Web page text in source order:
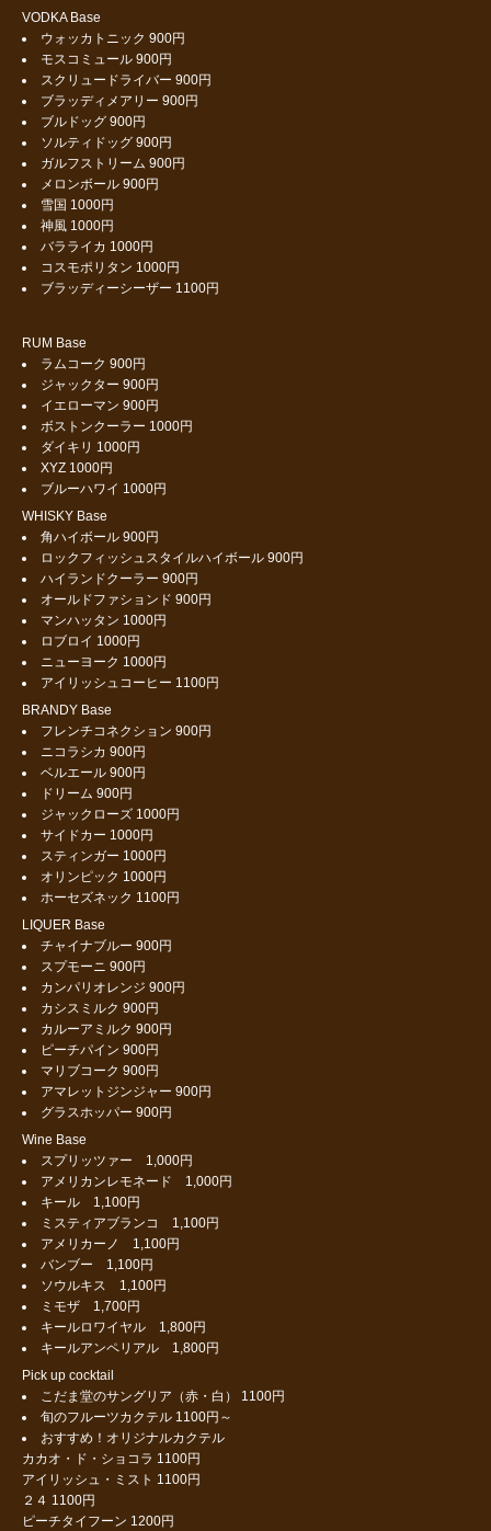
VODKA Base
ウォッカトニック 900円
モスコミュール 900円
スクリュードライバー 900円
ブラッディメアリー 900円
ブルドッグ 900円
ソルティドッグ 900円
ガルフストリーム 900円
メロンボール 900円
雪国 1000円
神風 1000円
バラライカ 1000円
コスモポリタン 1000円
ブラッディーシーザー 1100円
RUM Base
ラムコーク 900円
ジャックター 900円
イエローマン 900円
ボストンクーラー 1000円
ダイキリ 1000円
XYZ 1000円
ブルーハワイ 1000円
WHISKY Base
角ハイボール 900円
ロックフィッシュスタイルハイボール 900円
ハイランドクーラー 900円
オールドファションド 900円
マンハッタン 1000円
ロブロイ 1000円
ニューヨーク 1000円
アイリッシュコーヒー 1100円
BRANDY Base
フレンチコネクション 900円
ニコラシカ 900円
ベルエール 900円
ドリーム 900円
ジャックローズ 1000円
サイドカー 1000円
スティンガー 1000円
オリンピック 1000円
ホーセズネック 1100円
LIQUER Base
チャイナブルー 900円
スプモーニ 900円
カンパリオレンジ 900円
カシスミルク 900円
カルーアミルク 900円
ピーチパイン 900円
マリブコーク 900円
アマレットジンジャー 900円
グラスホッパー 900円
Wine Base
スプリッツァー 1,000円
アメリカンレモネード 1,000円
キール 1,100円
ミスティアブランコ 1,100円
アメリカーノ 1,100円
バンブー 1,100円
ソウルキス 1,100円
ミモザ 1,700円
キールロワイヤル 1,800円
キールアンペリアル 1,800円
Pick up cocktail
こだま堂のサングリア（赤・白） 1100円
旬のフルーツカクテル 1100円～
おすすめ！オリジナルカクテル
カカオ・ド・ショコラ 1100円
アイリッシュ・ミスト 1100円
２４ 1100円
ピーチタイフーン 1200円